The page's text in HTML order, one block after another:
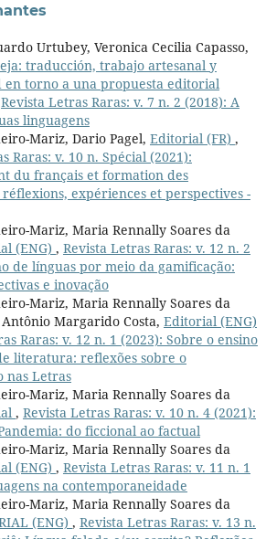
Urtubey, Veronica Cecilia Capasso,
traducción, trabajo artesanal y
torno a una propuesta editorial
Revista Letras Raras: v. 7 n. 2 (2018): A
linguagens
Mariz, Dario Pagel, Editorial (FR) ,
Raras: v. 10 n. Spécial (2021):
du français et formation des
expériences et perspectives -
Mariz, Maria Rennally Soares da
(ENG) , Revista Letras Raras: v. 12 n. 2
de línguas por meio da gamificação:
e inovação
Mariz, Maria Rennally Soares da
Margarido Costa, Editorial (ENG)
Raras: v. 12 n. 1 (2023): Sobre o ensino
literatura: reflexões sobre o
nas Letras
Mariz, Maria Rennally Soares da
, Revista Letras Raras: v. 10 n. 4 (2021):
do ficcional ao factual
Mariz, Maria Rennally Soares da
(ENG) , Revista Letras Raras: v. 11 n. 1
na contemporaneidade
Mariz, Maria Rennally Soares da
(ENG) , Revista Letras Raras: v. 13 n.